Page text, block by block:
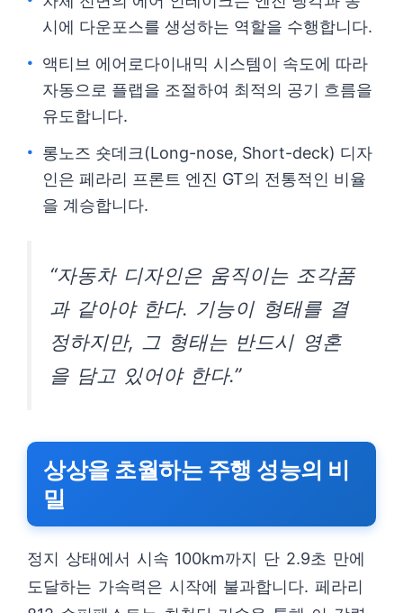
시에 다운포스를 생성하는 역할을 수행합니다.
액티브 에어로다이내믹 시스템이 속도에 따라
자동으로 플랩을 조절하여 최적의 공기 흐름을
유도합니다.
롱노즈 숏데크(Long-nose, Short-deck) 디자
인은 페라리 프론트 엔진 GT의 전통적인 비율
을 계승합니다.
“자동차 디자인은 움직이는 조각품
과 같아야 한다. 기능이 형태를 결
정하지만, 그 형태는 반드시 영혼
을 담고 있어야 한다.”
상상을 초월하는 주행 성능의 비
밀
정지 상태에서 시속 100km까지 단 2.9초 만에
도달하는 가속력은 시작에 불과합니다. 페라리